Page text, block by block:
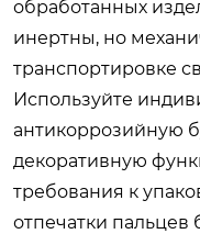
обработанных
инертны, но
транспортировке
Используйте
антикоррозийную
декоративную
требования к
отпечатки пальцев